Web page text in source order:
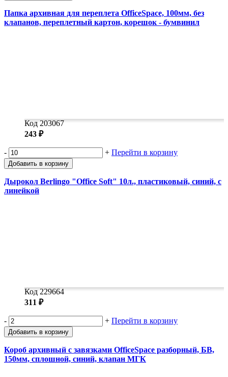
Папка архивная для переплета OfficeSpace, 100мм, без
клапанов, переплетный картон, корешок - бумвинил
Код 203067
243 ₽
- + Перейти в корзину
Добавить в корзину
Дырокол Berlingo "Office Soft" 10л., пластиковый, синий, с
линейкой
Код 229664
311 ₽
- + Перейти в корзину
Добавить в корзину
Короб архивный с завязками OfficeSpace разборный, БВ,
150мм, сплошной, синий, клапан МГК